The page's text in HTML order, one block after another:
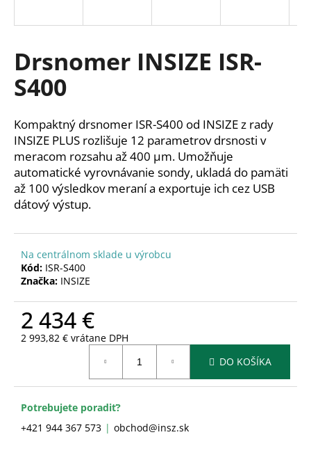
Drsnomer INSIZE ISR-
S400
Kompaktný drsnomer ISR-S400 od INSIZE z rady
INSIZE PLUS rozlišuje 12 parametrov drsnosti v
meracom rozsahu až 400 µm. Umožňuje
automatické vyrovnávanie sondy, ukladá do pamäti
až 100 výsledkov meraní a exportuje ich cez USB
dátový výstup.
Na centrálnom sklade u výrobcu
Kód: ISR-S400
Značka: INSIZE
2 434 €
2 993,82 € vrátane DPH
DO KOŠÍKA
Potrebujete poradiť?
+421 944 367 573
obchod@insz.sk
s
ť
?
HĽADAŤ
d
p
o
ú
a
m